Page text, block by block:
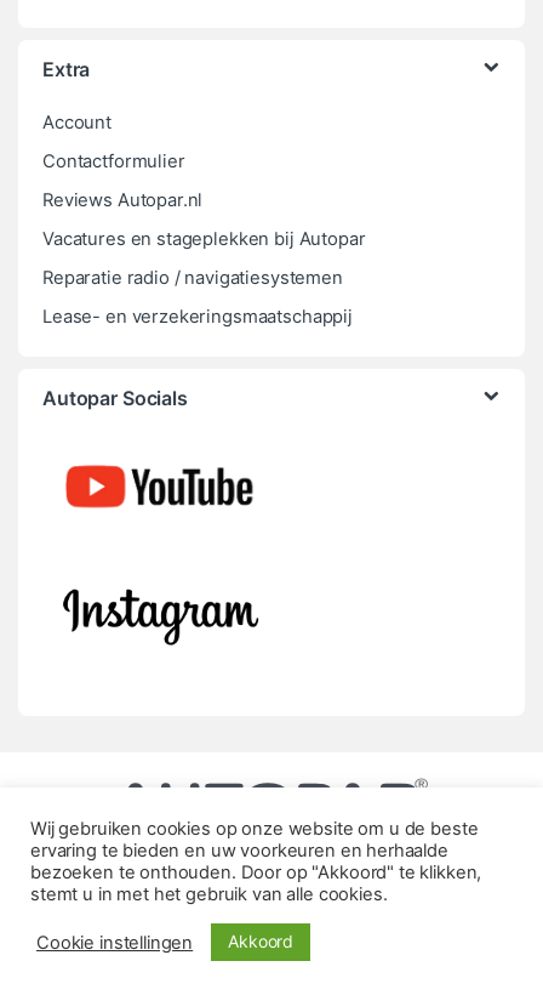
Extra
Account
Contactformulier
Reviews Autopar.nl
Vacatures en stageplekken bij Autopar
Reparatie radio / navigatiesystemen
Lease- en verzekeringsmaatschappij
Autopar Socials
Wij gebruiken cookies op onze website om u de beste
ervaring te bieden en uw voorkeuren en herhaalde
bezoeken te onthouden. Door op "Akkoord" te klikken,
stemt u in met het gebruik van alle cookies.
Cookie instellingen Akkoord